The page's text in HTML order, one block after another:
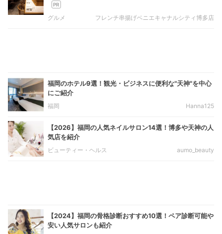
グルメ フレンチ串揚げベニエキャナルシティ博多店
福岡のホテル9選！観光・ビジネスに便利な"天神"を中心
にご紹介
福岡 Hanna125
【2026】福岡の人気ネイルサロン14選！博多や天神の人
気店を紹介
ビューティー・ヘルス aumo_beauty
【2024】福岡の骨格診断おすすめ10選！ペア診断可能や
安い人気サロンも紹介